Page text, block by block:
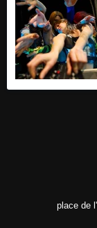
place de